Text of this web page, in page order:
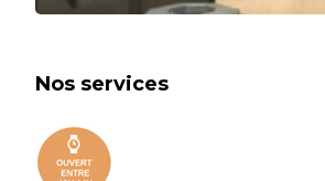
Nos services